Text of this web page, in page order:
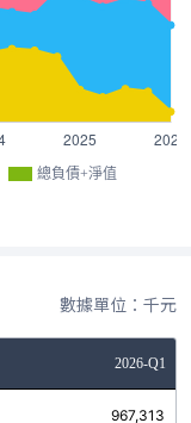
總負債+淨值
數據單位：千元
2026-Q1
967,313